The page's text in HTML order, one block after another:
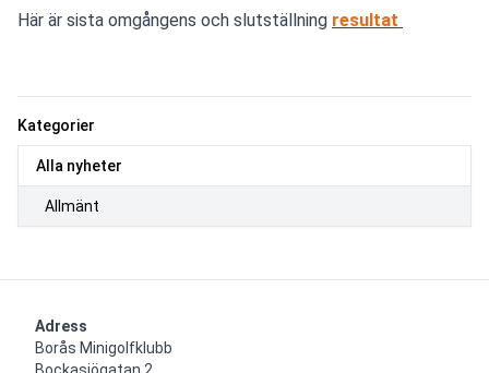
Kategorier
Alla nyheter
Allmänt
Här är sista omgångens och slutställning resultat
Adress
Borås Minigolfklubb